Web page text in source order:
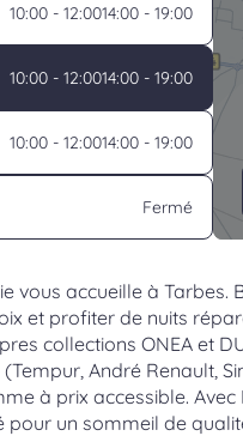
10:00 - 12:0014:00 - 19:00
10:00 - 12:0014:00 - 19:00
10:00 - 12:0014:00 - 19:00
Fermé
vous accueille à Tarbes.
et profiter de nuits
collections ONEA et
André Renault,
à prix accessible. Avec
pour un sommeil de